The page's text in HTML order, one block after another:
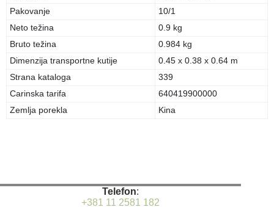
Pakovanje
10/1
Neto težina
0.9 kg
Bruto težina
0.984 kg
Dimenzija transportne kutije
0.45 x 0.38 x 0.64 m
Strana kataloga
339
Carinska tarifa
640419900000
Zemlja porekla
Kina
Telefon:
+381 11 2581 182